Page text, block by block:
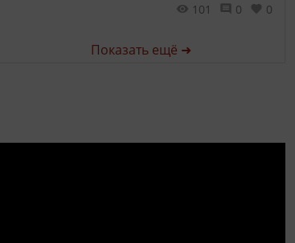
101
0 0
Показать ещё ➜